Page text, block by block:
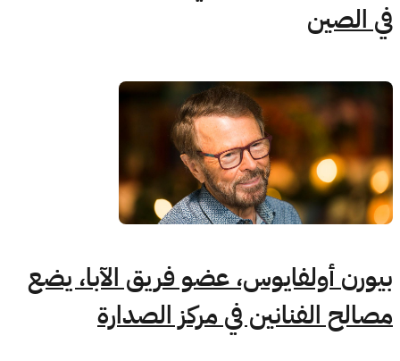
في الصين
بيورن أولفايوس، عضو فريق الآبا، يضع
مصالح الفنانين في مركز الصدارة